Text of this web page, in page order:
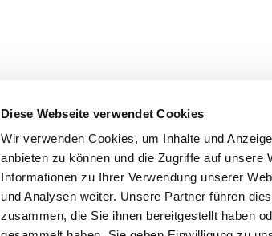
Diese Webseite verwendet Cookies
Wir verwenden Cookies, um Inhalte und
anbieten zu können und die Zugriffe auf
Informationen zu Ihrer Verwendung unserer
und Analysen weiter. Unsere Partner führen
zusammen, die Sie ihnen bereitgestellt haben